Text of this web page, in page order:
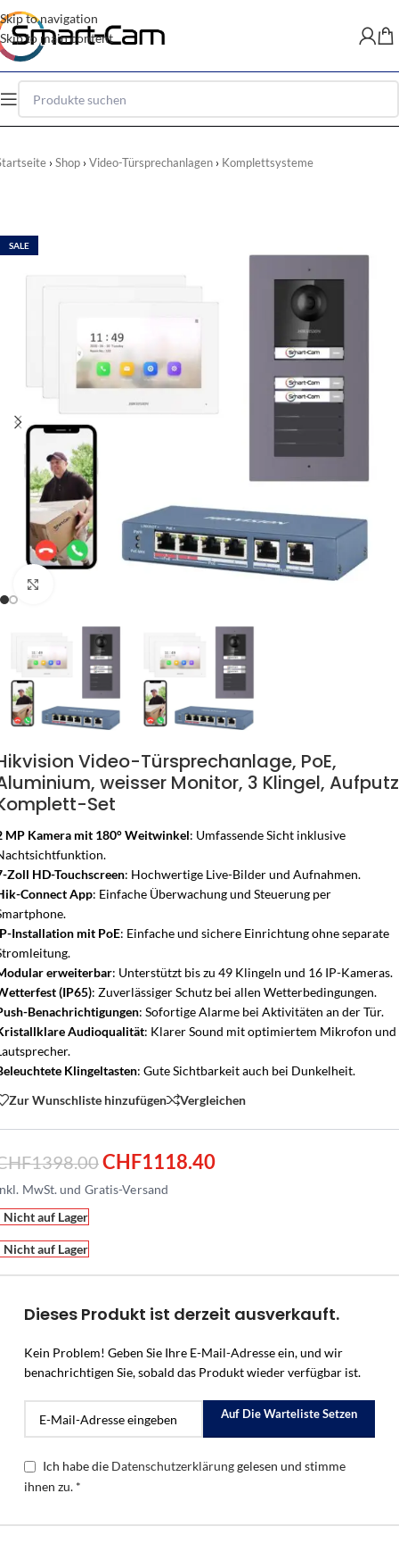
Skip to navigation
Skip to main content
Shop Video-Türsprechanlagen Komplettsysteme
SALE
Video-Türsprechanlage, PoE,
weisser Monitor, 3 Klingel,
Set
MP Kamera mit 180° Weitwinkel: Umfassende Sicht inklusive
Zoll HD-Touchscreen: Hochwertige Live-Bilder und Aufnahmen.
Connect App: Einfache Überwachung und Steuerung per
Installation mit PoE: Einfache und sichere Einrichtung ohne separate
erweiterbar: Unterstützt bis zu 49 Klingeln und 16 IP-Kameras.
(IP65): Zuverlässiger Schutz bei allen Wetterbedingungen.
Benachrichtigungen: Sofortige Alarme bei Aktivitäten an der Tür.
Audioqualität: Klarer Sound mit optimiertem Mikrofon und
Klingeltasten: Gute Sichtbarkeit auch bei Dunkelheit.
Zur Wunschliste hinzufügen
Vergleichen
1398.00CHF1118.40
Nicht auf Lager
Nicht auf Lager
Dieses Produkt ist derzeit ausverkauft.
Kein Problem! Geben Sie Ihre E-Mail-Adresse ein, und wir
benachrichtigen Sie, sobald das Produkt wieder verfügbar ist.
Auf Die Warteliste Setzen
Ich habe die Datenschutzerklärunggelesen und stimme
ihnen zu. *